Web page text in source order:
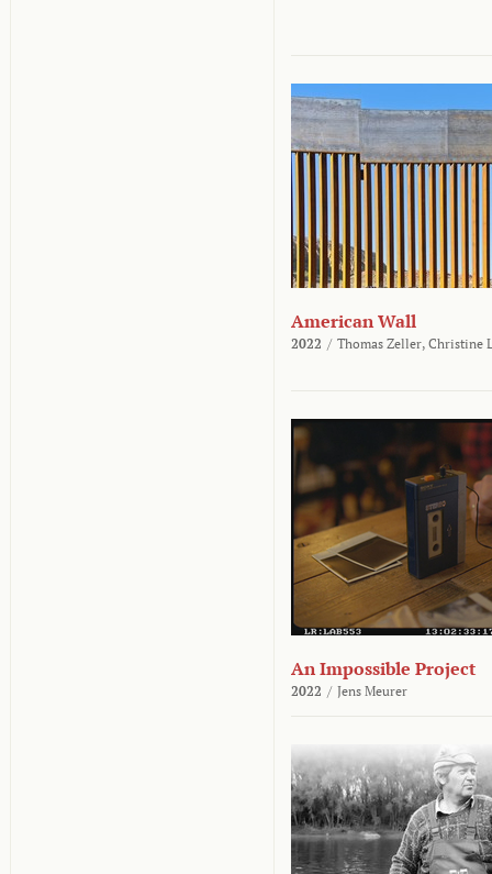
American Wall
2022 / Thomas Zeller, Christine
An Impossible Project
2022 / Jens Meurer